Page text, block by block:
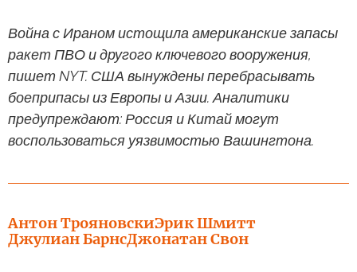
Война с Ираном истощила американские запасы
ракет ПВО и другого ключевого вооружения,
пишет NYT. США вынуждены перебрасывать
боеприпасы из Европы и Азии. Аналитики
предупреждают: Россия и Китай могут
воспользоваться уязвимостью Вашингтона.
Антон ТрояновскиЭрик Шмитт
Джулиан БарнсДжонатан Свон